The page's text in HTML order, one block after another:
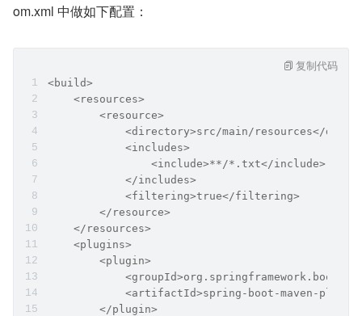
om.xml 中做如下配置：
<build>
    <resources>
        <resource>
<directory>src/main/resources</
            <includes>
                <include>**/*.txt</include>
            </includes>
            <filtering>true</filtering>
        </resource>
    </resources>
    <plugins>
        <plugin>
<groupId>org.springframework.boot</
<artifactId>spring-boot-maven-
        </plugin>
复制代码